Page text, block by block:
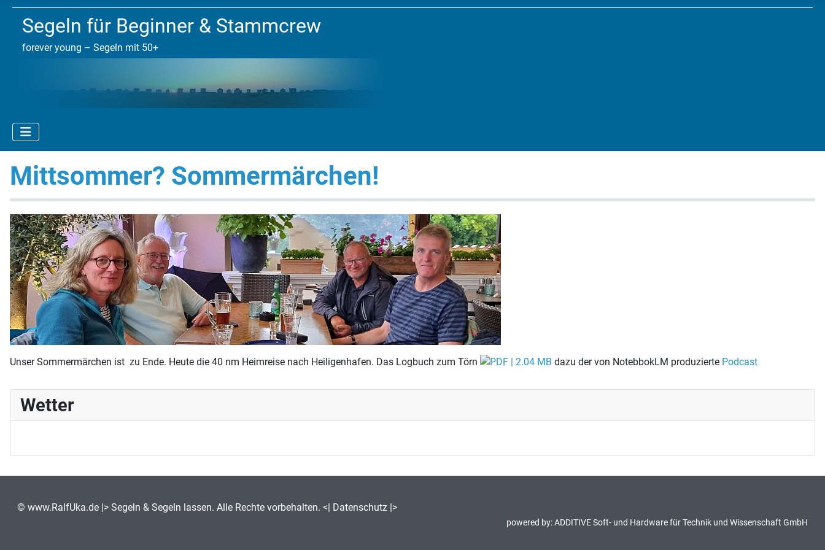
Segeln für Beginner & Stammcrew
forever young – Segeln mit 50+
Wetter
Mittsommer? Sommermärchen!
Unser Sommermärchen ist zu Ende. Heute die 40 nm Heimreise nach Heiligenhafen. Das Logbuch zum Törn dazu der von NotebbokLM produzierte Podcast
© www.RalfUka.de |> Segeln & Segeln lassen. Alle Rechte vorbehalten. <| Datenschutz |>
powered by:ADDITIVE Soft- und Hardware für Technik und Wissenschaft GmbH